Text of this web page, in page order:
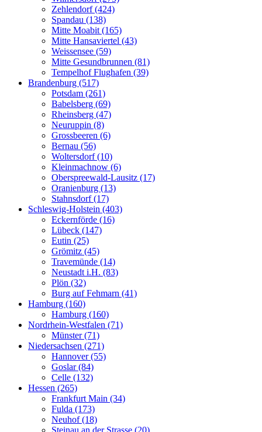
Zehlendorf (424)
Spandau (138)
Mitte Moabit (165)
Mitte Hansaviertel (43)
Weissensee (59)
Mitte Gesundbrunnen (81)
Tempelhof Flughafen (39)
Brandenburg (517)
Potsdam (261)
Babelsberg (69)
Rheinsberg (47)
Neuruppin (8)
Grossbeeren (6)
Bernau (56)
Woltersdorf (10)
Kleinmachnow (6)
Oberspreewald-Lausitz (17)
Oranienburg (13)
Stahnsdorf (17)
Schleswig-Holstein (403)
Eckernförde (16)
Lübeck (147)
Eutin (25)
Grömitz (45)
Travemünde (14)
Neustadt i.H. (83)
Plön (32)
Burg auf Fehmarn (41)
Hamburg (160)
Hamburg (160)
Nordrhein-Westfalen (71)
Münster (71)
Niedersachsen (271)
Hannover (55)
Goslar (84)
Celle (132)
Hessen (265)
Frankfurt Main (34)
Fulda (173)
Neuhof (18)
Steinau an der Strasse (20)